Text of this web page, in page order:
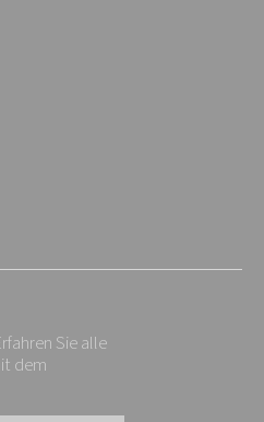
Sie alle
dem